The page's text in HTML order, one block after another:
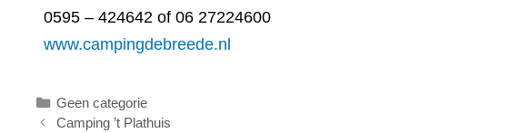
0595 – 424642 of 06 27224600
www.campingdebreede.nl
Categorieën
Geen categorie
Camping ’t Plathuis